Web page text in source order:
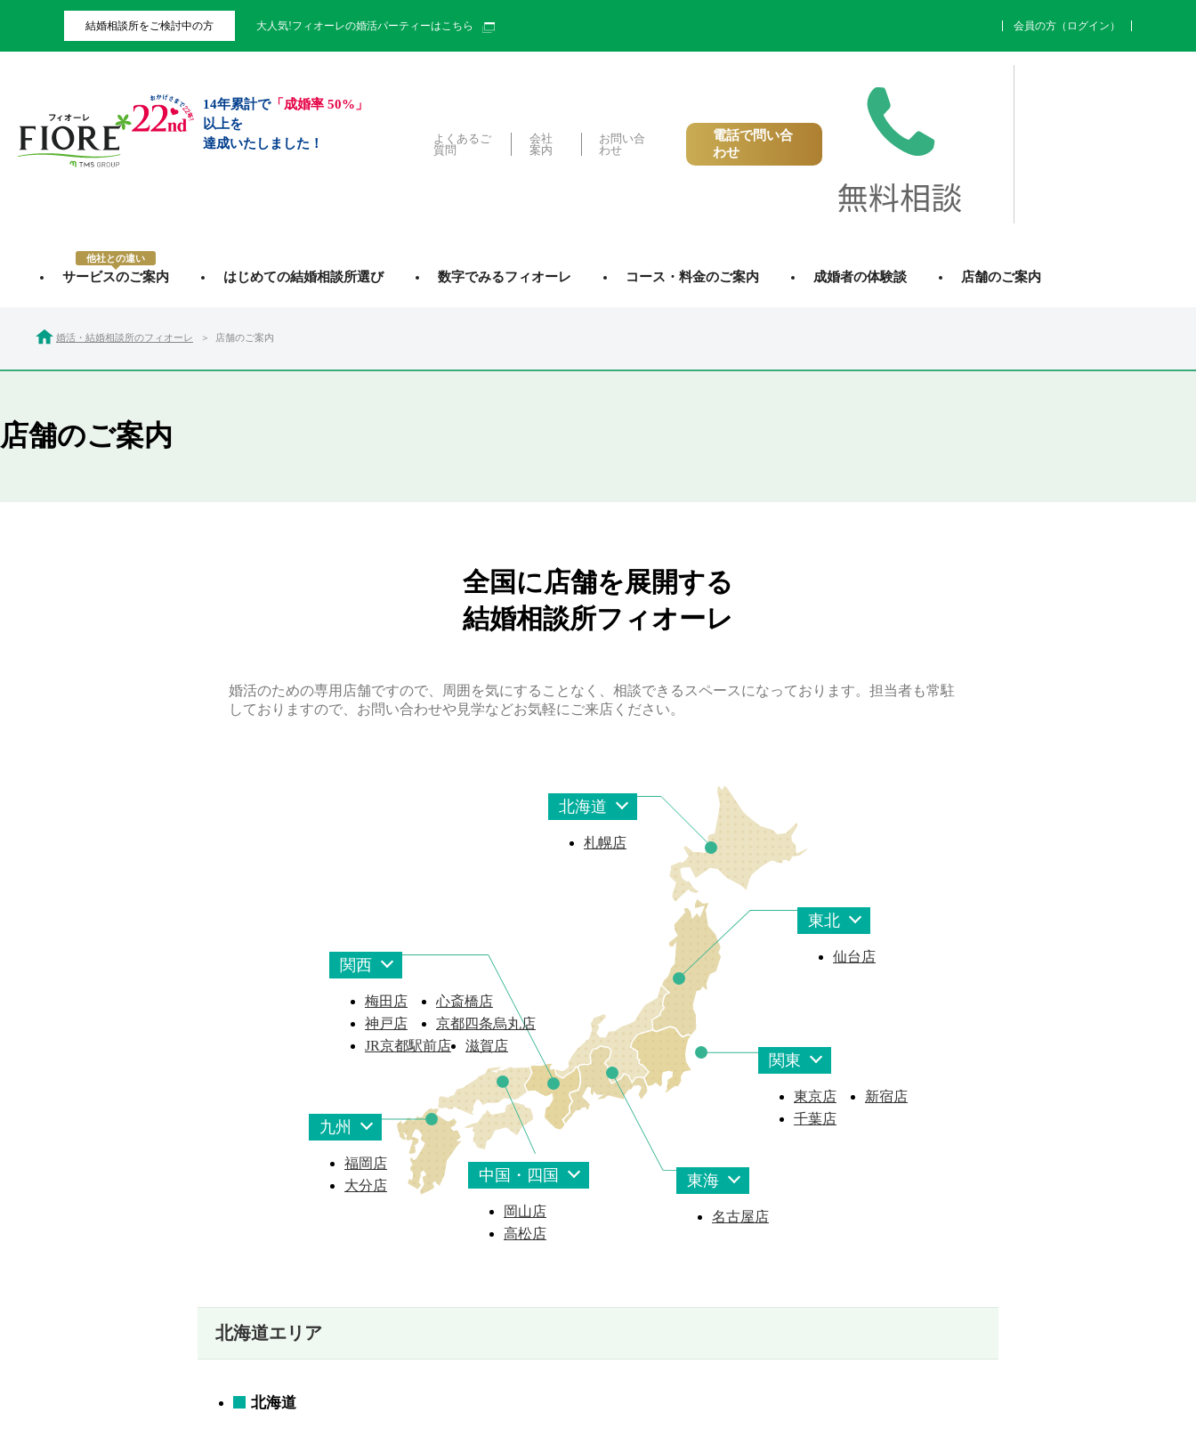
結婚相談所をご検討中の方 大人気!フィオーレの婚活パーティーはこちら 会員の方（ログイン）
14年累計で「成婚率 50%」
以上を
達成いたしました！
よくあるご
質問
会社
案内
お問い合
わせ
電話で問い合
わせ
他社との違い
サービスのご案内 はじめての結婚相談所選び 数字でみるフィオーレ コース・料金のご案内 成婚者の体験談 店舗のご案内
婚活・結婚相談所のフィオーレ 店舗のご案内
店舗のご案内
全国に店舗を展開する
結婚相談所フィオーレ
婚活のための専用店舗ですので、周囲を気にすることなく、相談できるスペースになっております。担当者も常駐
しておりますので、お問い合わせや見学などお気軽にご来店ください。
北海道
札幌店
東北
仙台店
関東
東京店
新宿店
千葉店
東海
名古屋店
関西
梅田店
心斎橋店
神戸店
京都四条烏丸店
JR京都駅前店
滋賀店
中国・四国
岡山店
高松店
九州
福岡店
大分店
北海道エリア
北海道